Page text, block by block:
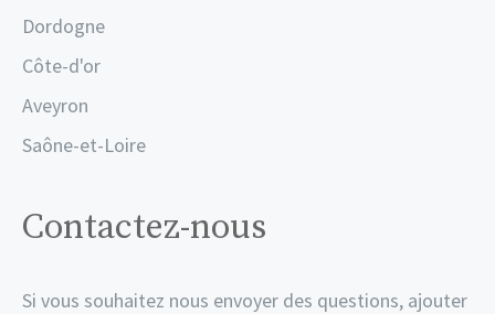
Dordogne
Côte-d'or
Aveyron
Saône-et-Loire
Contactez-nous
Si vous souhaitez nous envoyer des questions, ajouter